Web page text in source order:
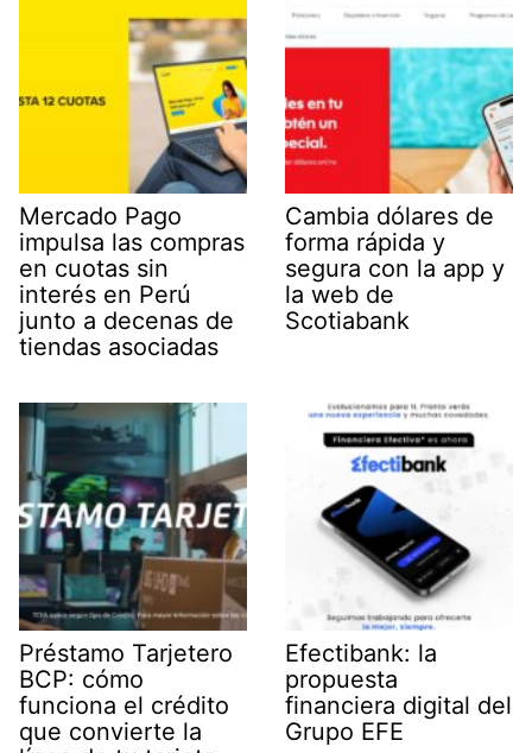
Mercado Pago
impulsa las compras
en cuotas sin
interés en Perú
junto a decenas de
tiendas asociadas
Cambia dólares de
forma rápida y
segura con la app y
la web de
Scotiabank
Préstamo Tarjetero
BCP: cómo
funciona el crédito
que convierte la
Efectibank: la
propuesta
financiera digital del
Grupo EFE